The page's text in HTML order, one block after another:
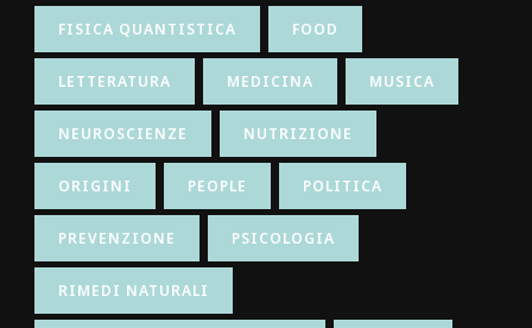
FISICA QUANTISTICA FOOD
LETTERATURA MEDICINA MUSICA
NEUROSCIENZE NUTRIZIONE
ORIGINI PEOPLE POLITICA
PREVENZIONE PSICOLOGIA
RIMEDI NATURALI